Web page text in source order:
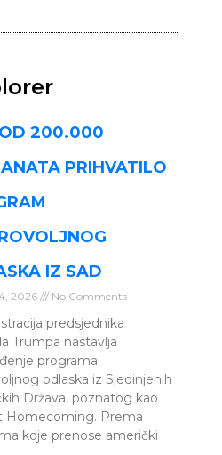
OD 200.000
PRIHVATILO
IZ SAD
2026 No Comments
predsjednika
Trumpa nastavlja
programa
odlaska iz Sjedinjenih
Država, poznatog kao
Homecoming. Prema
koje prenose američki